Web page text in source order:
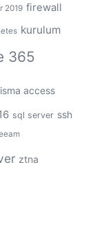
2019 firewall
kurulum
365
access
sql server ssh
ztna